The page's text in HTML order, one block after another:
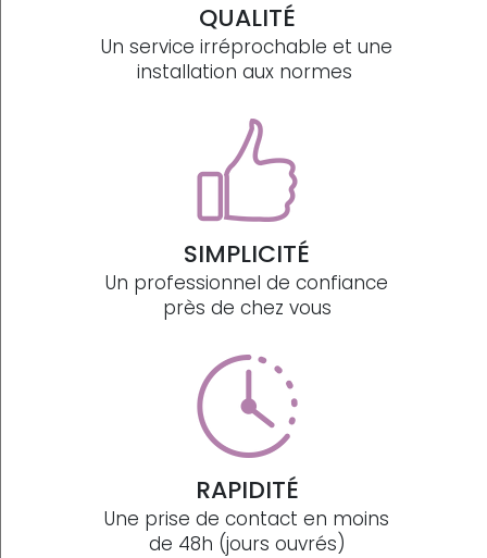
QUALITÉ
Un service irréprochable et une
installation aux normes
SIMPLICITÉ
Un professionnel de confiance
près de chez vous
RAPIDITÉ
Une prise de contact en moins
de 48h (jours ouvrés)